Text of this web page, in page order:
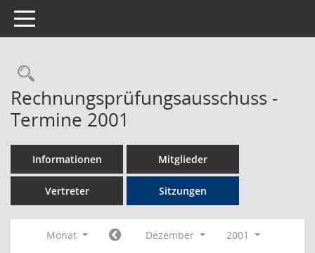
Toggle navigation
Rechercheauswahl
Rechnungsprüfungsausschuss -
Termine 2001
Informationen Mitglieder
Vertreter Sitzungen
Monat Dezember
2001